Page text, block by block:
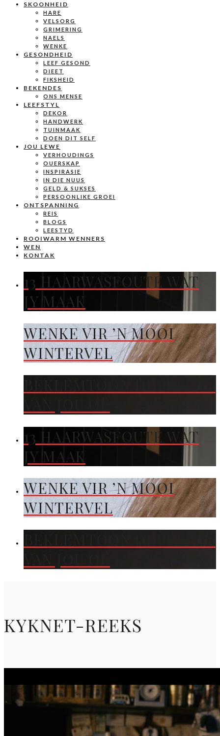
SKOONHEID
HARE
VELSORG
GRIMERING
NAELS
WENKE
GESONDHEID
LEEF GESOND
DIEET
FIKSHEID
BEKENDES
ONS MENSE
LEEFSTYL
DEKOR
HANDWERK
TUINMAAK
DOEN DIT SELF
JOU LEWE
VERHOUDINGS
OUERSKAP
INSPIRASIE
IN DIE NUUS
GELD & SUKSES
PERSOONLIKE GROEI
ONTSPANNING
REIS
BLOGS
LEESTYD
ROOIWARM WENNERS
WEN
KONTAK
13 HAARWASFOUTE WAT
JY MAAK
WENKE VIR ’N MOOI
WINTERVEL
13 HAARWASFOUTE WAT
JY MAAK
WENKE VIR ’N MOOI
WINTERVEL
KYKNET-REEKS